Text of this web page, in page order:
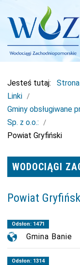
Jesteś tutaj: Strona
Linki
Gminy obsługiwane
Sp. z o.o.:
Powiat Gryfiński
WODOCIĄGI
Powiat
Odsłon: 1471
Gmina Banie
Odsłon: 1314